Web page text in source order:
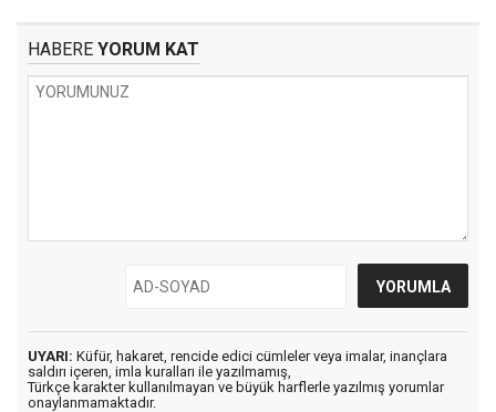
HABERE YORUM KAT
UYARI: Küfür, hakaret, rencide edici cümleler veya imalar, inançlara
saldırı içeren, imla kuralları ile yazılmamış,
Türkçe karakter kullanılmayan ve büyük harflerle yazılmış yorumlar
onaylanmamaktadır.